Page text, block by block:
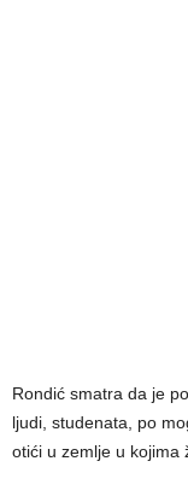
Rondić smatra da je
ljudi, studenata, po
otići u zemlje u kojima